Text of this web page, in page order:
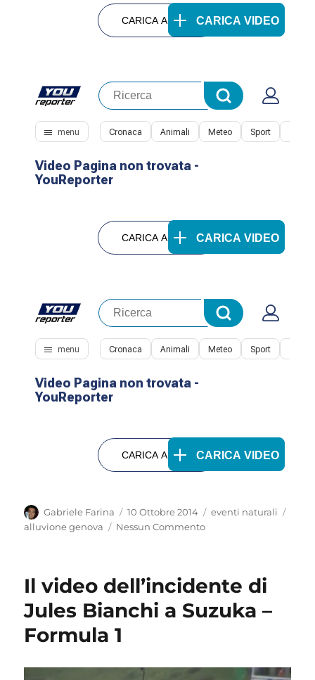
Autore
Gabriele Farina
Pubblicato
il
10 Ottobre 2014 Categorie
eventi naturali
alluvione genova
Nessun Commento
Il video dell’incidente di
Jules Bianchi a Suzuka –
Formula 1